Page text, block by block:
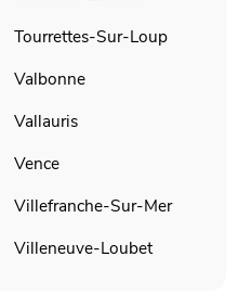
Tourrettes-Sur-Loup
Valbonne
Vallauris
Vence
Villefranche-Sur-Mer
Villeneuve-Loubet